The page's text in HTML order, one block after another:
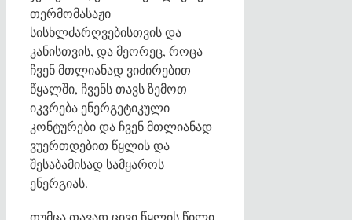
თერმომასაჟი
სისხლძარღვებისთვის და
კანისთვის, და მეორეც, როცა
ჩვენ მთლიანად ვიძირებით
წყალში, ჩვენს თავს ზემოთ
იკვრება ენერგეტიკული
კონტურები და ჩვენ მთლიანად
ვუერთდებით წყლის და
შესაბამისად სამყაროს
ენერგიას.
თუმცა თავად ცივი წყლის წილი,